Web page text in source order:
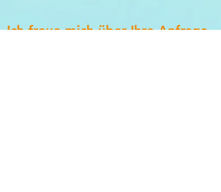
Ich freue mich über Ihre Anfrage